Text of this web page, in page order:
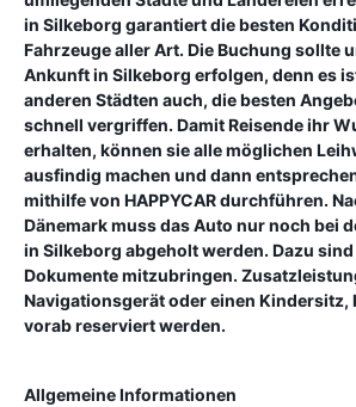
in Silkeborg garantiert die besten
Fahrzeuge aller Art. Die Buchung sollte
Ankunft in Silkeborg erfolgen, denn es
anderen Städten auch, die besten
schnell vergriffen. Damit Reisende ihr
erhalten, können sie alle möglichen
ausfindig machen und dann
mithilfe von HAPPYCAR durchführen.
Dänemark muss das Auto nur noch bei
in Silkeborg abgeholt werden. Dazu
Dokumente mitzubringen.
Navigationsgerät oder einen Kindersitz,
vorab reserviert werden.
Allgemeine Informationen